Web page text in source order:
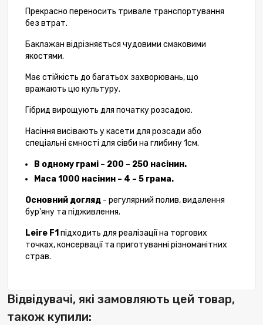
Прекрасно переносить тривале транспортування
без втрат.
Баклажан відрізняється чудовими смаковими
якостями.
Має стійкість до багатьох захворювань, що
вражають цю культуру.
Гібрид вирощують для початку розсадою.
Насіння висівають у касети для розсади або
спеціальні ємності для сівби на глибину 1см.
В одному грамі – 200 – 250 насінин.
Маса 1000 насінин – 4 – 5 грама.
Основний догляд - регулярний полив, видалення
бур'яну та підживлення.
Leire F1 підходить для реалізації на торгових
точках, консервації та приготуванні різноманітних
страв.
Відвідувачі, які замовляють цей товар,
також купили: